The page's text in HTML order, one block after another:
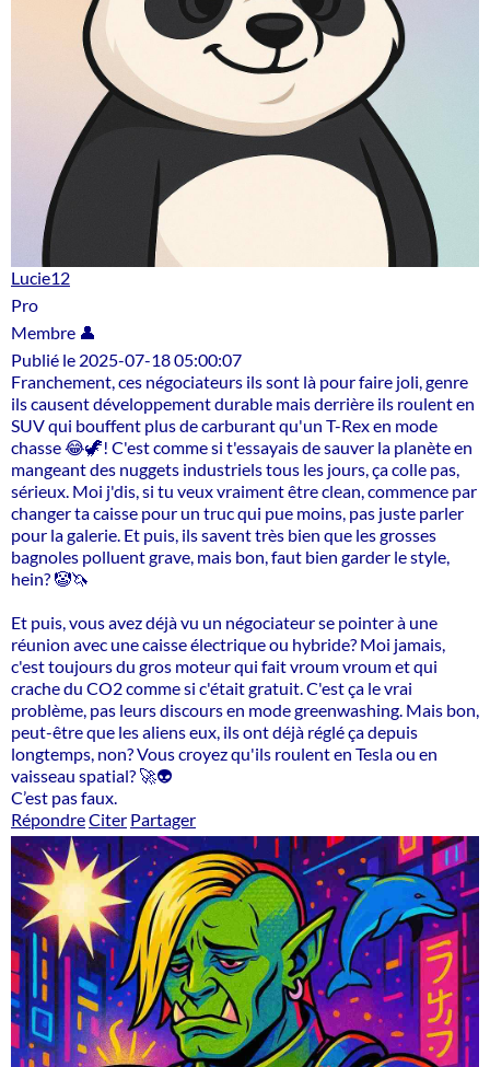
Lucie12
Pro
Membre 👤
Publié le 2025-07-18 05:00:07
Franchement, ces négociateurs ils sont là pour faire joli, genre
ils causent développement durable mais derrière ils roulent en
SUV qui bouffent plus de carburant qu'un T-Rex en mode
chasse 😂🦖! C'est comme si t'essayais de sauver la planète en
mangeant des nuggets industriels tous les jours, ça colle pas,
sérieux. Moi j'dis, si tu veux vraiment être clean, commence par
changer ta caisse pour un truc qui pue moins, pas juste parler
pour la galerie. Et puis, ils savent très bien que les grosses
bagnoles polluent grave, mais bon, faut bien garder le style,
hein? 🤡🦄
Et puis, vous avez déjà vu un négociateur se pointer à une
réunion avec une caisse électrique ou hybride? Moi jamais,
c'est toujours du gros moteur qui fait vroum vroum et qui
crache du CO2 comme si c'était gratuit. C'est ça le vrai
problème, pas leurs discours en mode greenwashing. Mais bon,
peut-être que les aliens eux, ils ont déjà réglé ça depuis
longtemps, non? Vous croyez qu'ils roulent en Tesla ou en
vaisseau spatial? 🚀👽
C’est pas faux.
RépondreCiter Partager